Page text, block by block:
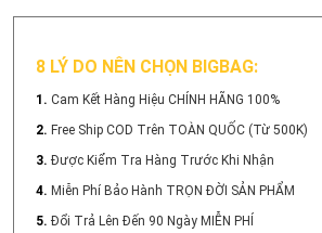
8 LÝ DO NÊN CHỌN BIGBAG:
1. Cam Kết Hàng Hiệu CHÍNH HÃNG 100%
2. Free Ship COD Trên TOÀN QUỐC (Từ 500K)
3. Được Kiểm Tra Hàng Trước Khi Nhận
4. Miễn Phí Bảo Hành TRỌN ĐỜI SẢN PHẨM
5. Đổi Trả Lên Đến 90 Ngày MIỄN PHÍ